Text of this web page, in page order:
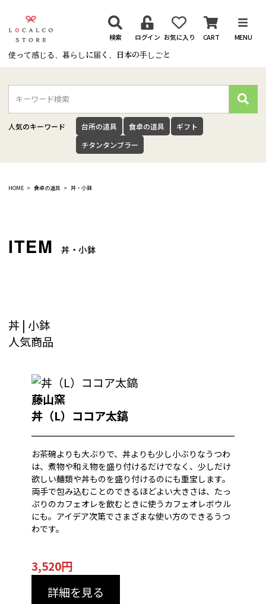
使って感じる、暮らしに届く、日本の手しごと
検索 ログイン お気に入り CART MENU
検
索
人気のキーワード 台所の道具 食卓の道具
ギフト
チタンタンブラー
HOME 食卓の道具 丼・小鉢
丼・小鉢
丼 | 小鉢
人気商品
藤山窯
丼（L）ココア太鎬
お茶碗よりも大ぶりで、丼よりも少し小ぶりなうつわ
は、煮物や和え物を盛り付けるだけでなく、少しだけ
欲しい麺類や丼ものを盛り付けるのにも重宝します。
両手で包み込むことのできるほどよい大きさは、たっ
ぷりのカフェオレを飲むときに使うカフェオレボウル
にも。アイデア次第でさまざまな使い方のできるうつ
わです。
3,520円
詳細を見る